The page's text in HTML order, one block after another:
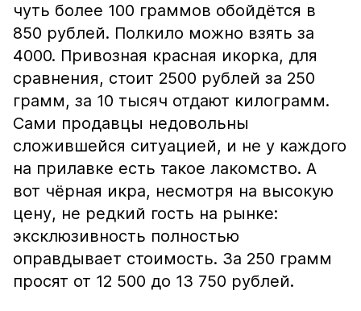
чуть более 100 граммов обойдётся в
850 рублей. Полкило можно взять за
4000. Привозная красная икорка, для
сравнения, стоит 2500 рублей за 250
грамм, за 10 тысяч отдают килограмм.
Сами продавцы недовольны
сложившейся ситуацией, и не у каждого
на прилавке есть такое лакомство. А
вот чёрная икра, несмотря на высокую
цену, не редкий гость на рынке:
эксклюзивность полностью
оправдывает стоимость. За 250 грамм
просят от 12 500 до 13 750 рублей.